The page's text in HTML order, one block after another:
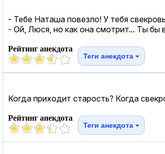
- Тебе Наташа повезло! У тебя
- Ой, Люся, но как она смотрит... Ты бы
Рейтинг анекдота
Теги анекдота
Когда приходит старость? Когда
Рейтинг анекдота
Теги анекдота